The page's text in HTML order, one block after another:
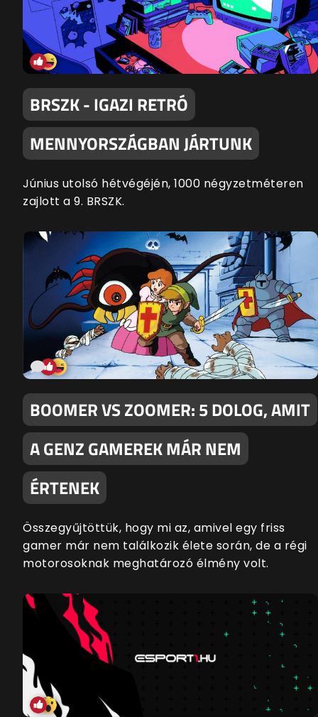
BRSZK - IGAZI RETRÓ
MENNYORSZÁGBAN JÁRTUNK
Június utolsó hétvégéjén, 1000 négyzetméteren
zajlott a 9. BRSZK.
BOOMER VS ZOOMER: 5 DOLOG, AMIT
A GENZ GAMEREK MÁR NEM
ÉRTENEK
Összegyűjtöttük, hogy mi az, amivel egy friss
gamer már nem találkozik élete során, de a régi
motorosoknak meghatározó élmény volt.